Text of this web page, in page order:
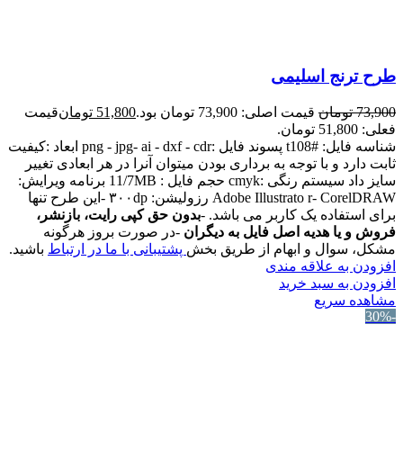
طرح ترنج اسلیمی
73,900 تومان قیمت اصلی: 73,900 تومان بود. 51,800 تومانقیمت
فعلی: 51,800 تومان.
شناسه فایل: #t108 پسوند فایل :png - jpg- ai - dxf - cdr ابعاد :کیفیت
ثابت دارد و با توجه به برداری بودن میتوان آنرا در هر ابعادی تغییر
سایز داد سیستم رنگی :cmyk حجم فایل : 11/7MB برنامه ویرایش:
Adobe Illustrato r- CorelDRAW رزولیشن: ۳۰۰dp -این طرح تنها
برای استفاده یک کاربر می باشد. -بدون حق کپی رایت، بازنشر،
فروش و یا هدیه اصل فایل به دیگران -در صورت بروز هرگونه
مشکل، سوال و ابهام از طریق بخش پشتیبانی با ما در ارتباط باشید.
افزودن به علاقه مندی
افزودن به سبد خرید
مشاهده سریع
-30%